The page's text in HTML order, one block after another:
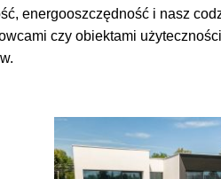
energooszczędność i nasz
czy obiektami